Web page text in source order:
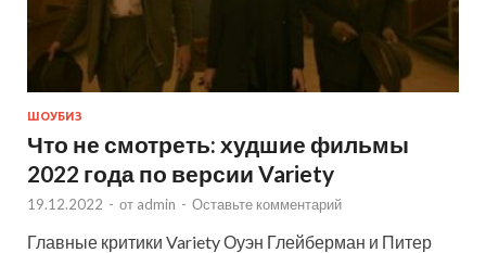
ШОУБИЗ
Что не смотреть: худшие фильмы
2022 года по версии Variety
19.12.2022 - от admin - Оставьте комментарий
Главные критики Variety Оуэн Глейберман и Питер